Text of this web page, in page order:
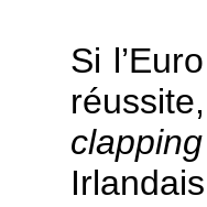
Si
clapping